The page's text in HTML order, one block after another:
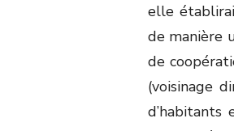
elle
de manière
de
(voisinage